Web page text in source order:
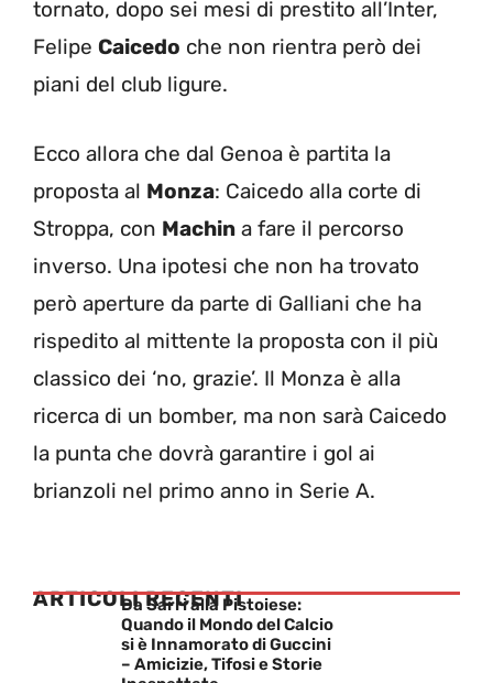
tornato, dopo sei mesi di prestito all’Inter,
Felipe Caicedo che non rientra però dei
piani del club ligure.
Ecco allora che dal Genoa è partita la
proposta al Monza: Caicedo alla corte di
Stroppa, con Machin a fare il percorso
inverso. Una ipotesi che non ha trovato
però aperture da parte di Galliani che ha
rispedito al mittente la proposta con il più
classico dei ‘no, grazie’. Il Monza è alla
ricerca di un bomber, ma non sarà Caicedo
la punta che dovrà garantire i gol ai
brianzoli nel primo anno in Serie A.
ARTICOLI RECENTI
Da Sarri alla Pistoiese:
Quando il Mondo del Calcio
si è Innamorato di Guccini
– Amicizie, Tifosi e Storie